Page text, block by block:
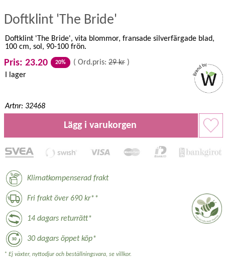
Doftklint 'The Bride'
Doftklint 'The Bride', vita blommor, fransade silverfärgade blad,
100 cm, sol, 90-100 frön.
Pris: 23.20 20% ( Ord.pris: 29 kr )
I lager
Artnr: 32468
Lägg i varukorgen
Klimatkompenserad frakt
Fri frakt över 690 kr**
14 dagars returrätt*
30 dagars öppet köp*
* Ej växter, nyttodjur och beställningsvara, se villkor.